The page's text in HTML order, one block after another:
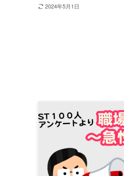
2024年5月1日